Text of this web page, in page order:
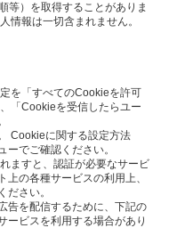
等）を取得することがありま
情報は一切含まれません。
を「すべてのCookieを許可
「Cookieを受信したらユー
Cookieに関する設定方法
でご確認ください。
ますと、認証が必要なサービ
の各種サービスの利用上、
ださい。
告を配信するために、下記の
ービスを利用する場合があり